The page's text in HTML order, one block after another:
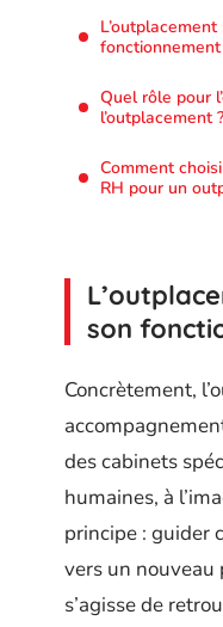
fonctionnement
Quel rôle pour
l’outplacement ?
Comment
RH pour un
son
Concrètement,
des cabinets
humaines, à
principe : guider
vers un nouveau
s’agisse de